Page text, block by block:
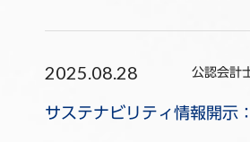
2025.08.28 公認会計
サステナビリティ情報開示